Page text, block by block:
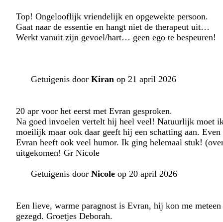
Top! Ongelooflijk vriendelijk en opgewekte persoon.
Gaat naar de essentie en hangt niet de therapeut uit…
Werkt vanuit zijn gevoel/hart… geen ego te bespeuren!
Getuigenis door Kiran op 21 april 2026
20 apr voor het eerst met Evran gesproken.
Na goed invoelen vertelt hij heel veel! Natuurlijk moet
moeilijk maar ook daar geeft hij een schatting aan.
Evran heeft ook veel humor. Ik ging helemaal stuk!
uitgekomen! Gr Nicole
Getuigenis door Nicole op 20 april 2026
Een lieve, warme paragnost is Evran, hij kon me
gezegd. Groetjes Deborah.